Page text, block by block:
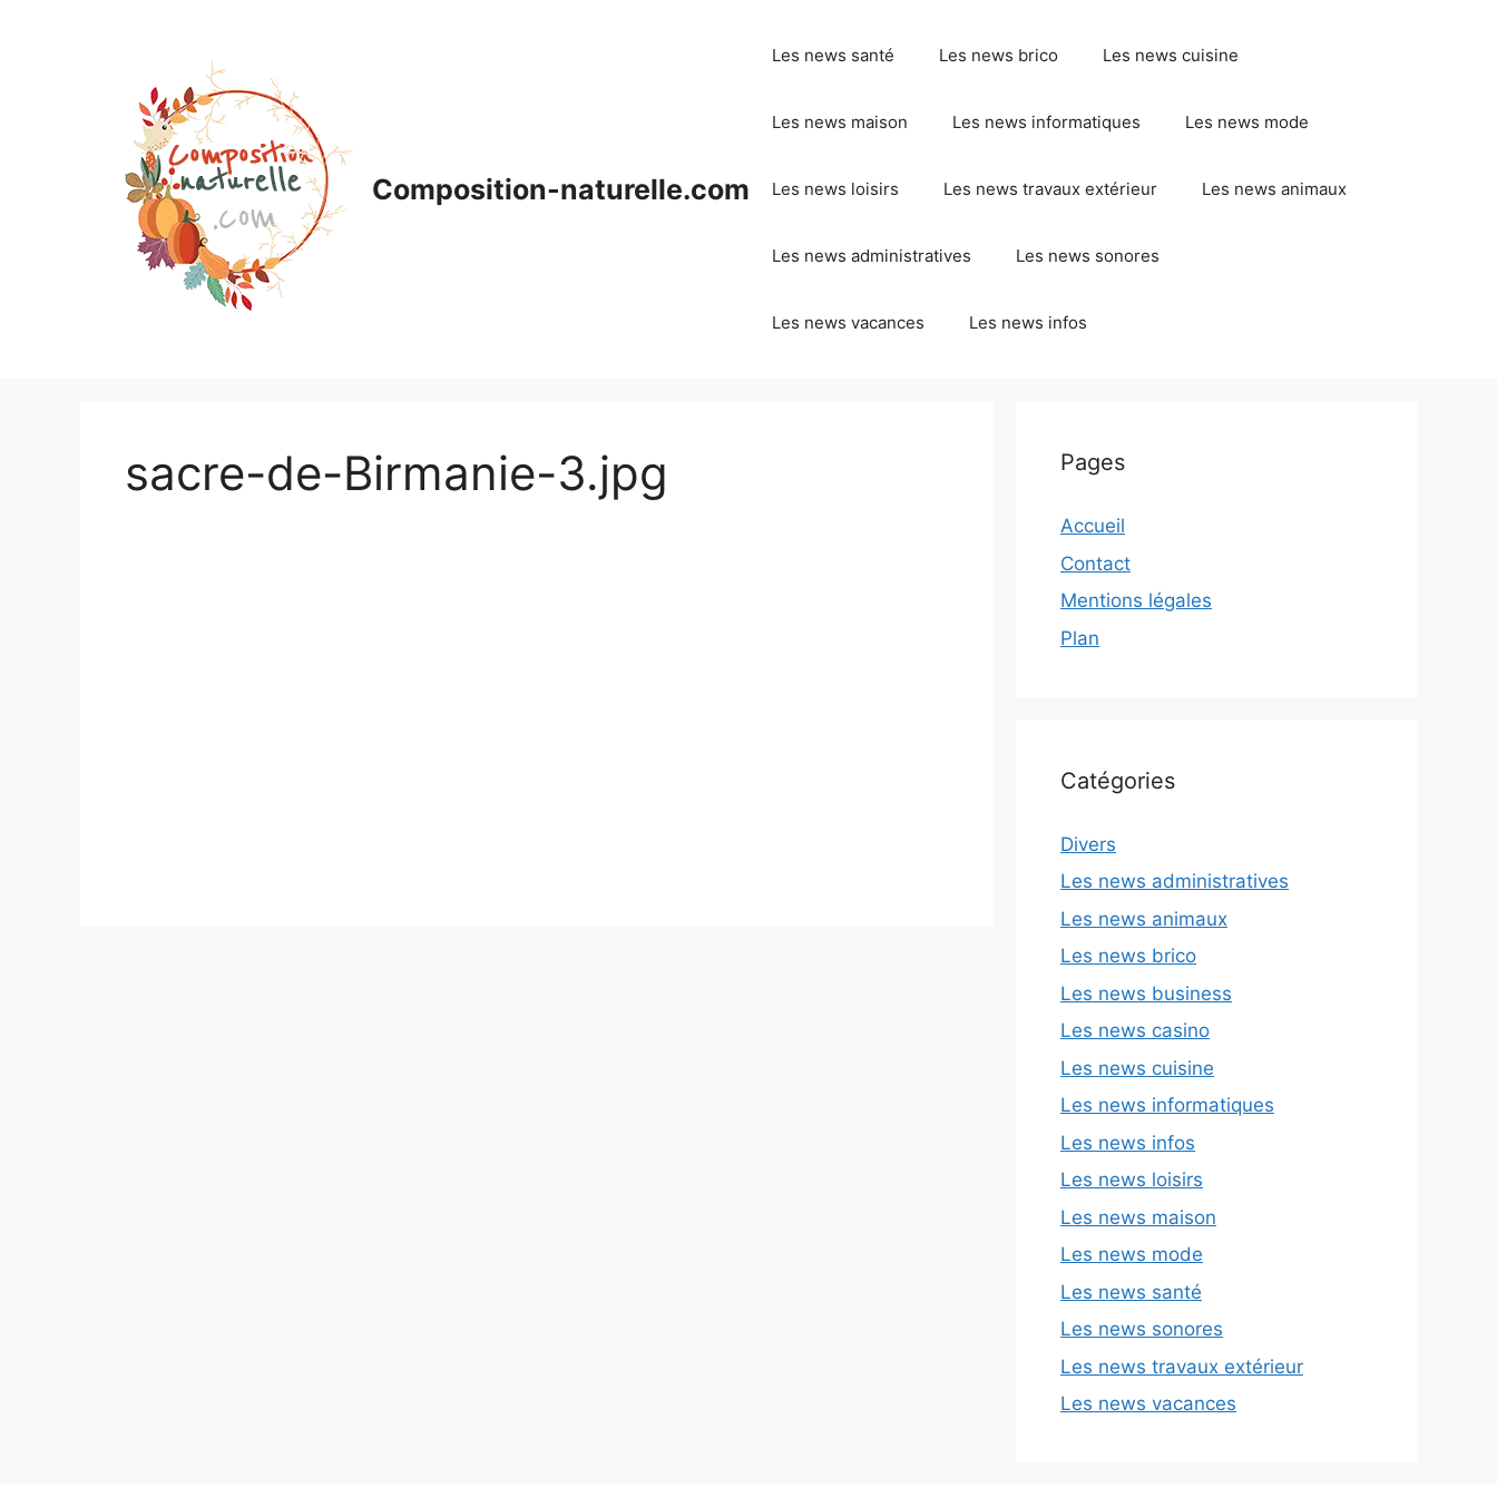
Composition-naturelle.com
Les news santé Les news brico Les news cuisine
Les news maison Les news informatiques Les news mode
Les news loisirs Les news travaux extérieur Les news animaux
Les news administratives Les news sonores
Les news vacances Les news infos
sacre-de-Birmanie-3.jpg Pages
Accueil
Contact
Mentions légales
Plan
Catégories
Divers
Les news administratives
Les news animaux
Les news brico
Les news business
Les news casino
Les news cuisine
Les news informatiques
Les news infos
Les news loisirs
Les news maison
Les news mode
Les news santé
Les news sonores
Les news travaux extérieur
Les news vacances